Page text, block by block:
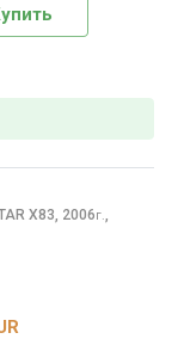
X83, 2006г.,